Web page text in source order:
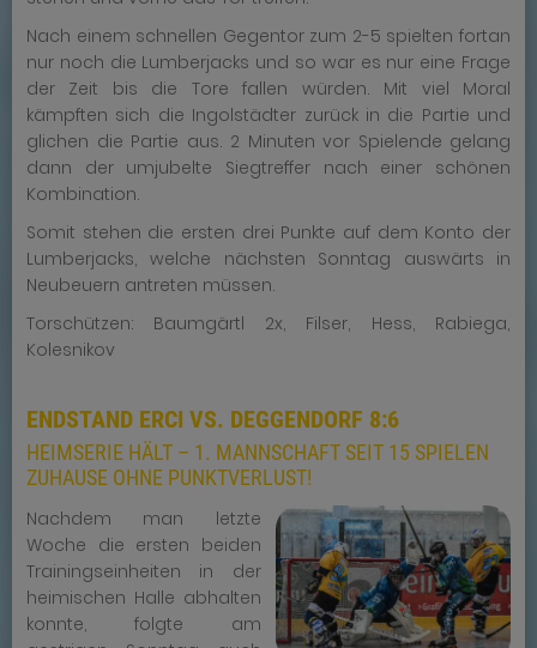
Nach einem schnellen Gegentor zum 2-5 spielten fortan
nur noch die Lumberjacks und so war es nur eine Frage
der Zeit bis die Tore fallen würden. Mit viel Moral
kämpften sich die Ingolstädter zurück in die Partie und
glichen die Partie aus. 2 Minuten vor Spielende gelang
dann der umjubelte Siegtreffer nach einer schönen
Kombination.
Somit stehen die ersten drei Punkte auf dem Konto der
Lumberjacks, welche nächsten Sonntag auswärts in
Neubeuern antreten müssen.
Torschützen: Baumgärtl 2x, Filser, Hess, Rabiega,
Kolesnikov
ENDSTAND ERCI VS. DEGGENDORF 8:6
HEIMSERIE HÄLT – 1. MANNSCHAFT SEIT 15 SPIELEN
ZUHAUSE OHNE PUNKTVERLUST!
Nachdem man letzte
Woche die ersten beiden
Trainingseinheiten in der
heimischen Halle abhalten
konnte, folgte am